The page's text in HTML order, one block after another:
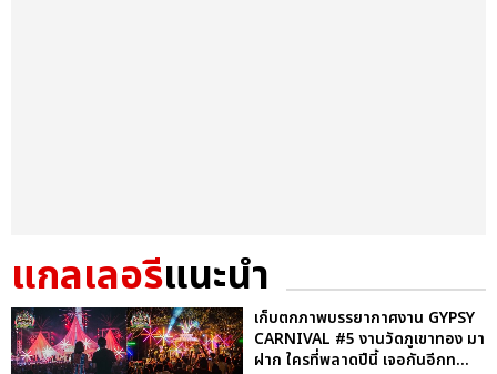
แกลเลอรีแนะนำ
เก็บตกภาพบรรยากาศงาน GYPSY
CARNIVAL #5 งานวัดภูเขาทอง มา
ฝาก ใครที่พลาดปีนี้ เจอกันอีกท...